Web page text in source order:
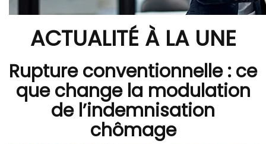
ACTUALITÉ À LA UNE
Rupture conventionnelle : ce
que change la modulation
de l’indemnisation
chômage